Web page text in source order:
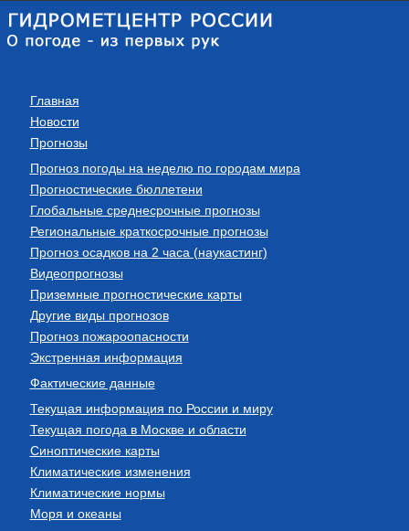
Главная
Новости
Прогнозы
Прогноз погоды на неделю по городам мира
Прогностические бюллетени
Глобальные среднесрочные прогнозы
Региональные краткосрочные прогнозы
Прогноз осадков на 2 часа (наукастинг)
Видеопрогнозы
Приземные прогностические карты
Другие виды прогнозов
Прогноз пожароопасности
Экстренная информация
Фактические данные
Текущая информация по России и миру
Текущая погода в Москве и области
Синоптические карты
Климатические изменения
Климатические нормы
Моря и океаны